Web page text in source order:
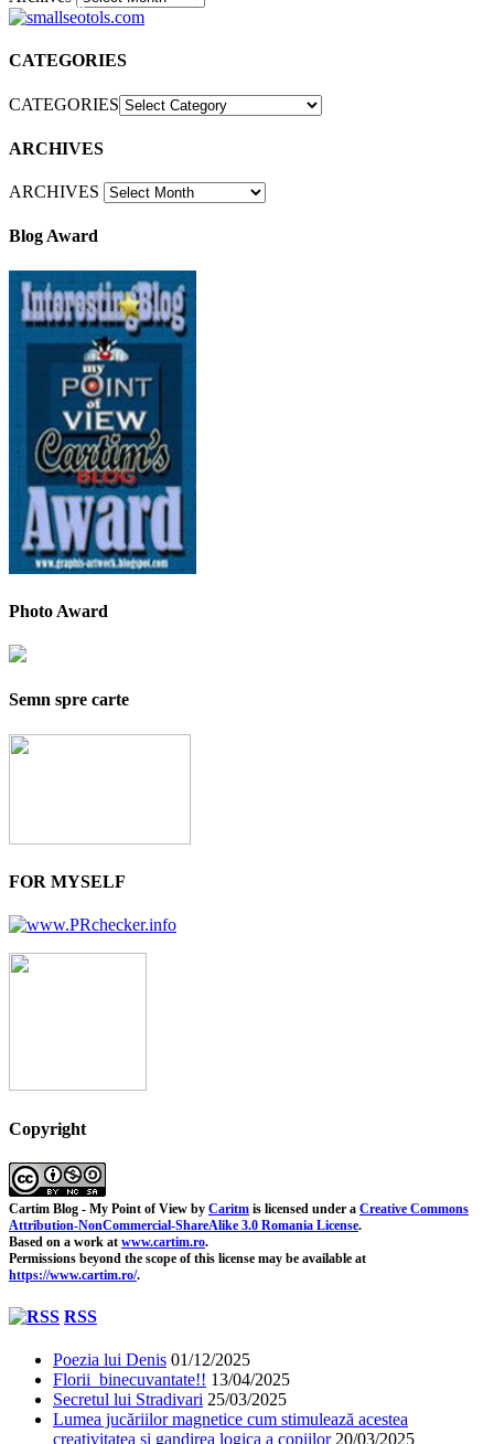
30
CATEGORIES
CATEGORIES
ARCHIVES
ARCHIVES
Blog Award
Photo Award
Semn spre carte
FOR MYSELF
Copyright
Cartim Blog - My Point of View by Caritm is licensed under a Creative Commons
Attribution-NonCommercial-ShareAlike 3.0 Romania License.
Based on a work at www.cartim.ro.
Permissions beyond the scope of this license may be available at
https://www.cartim.ro/.
RSS
Poezia lui Denis 01/12/2025
Florii binecuvantate!! 13/04/2025
Secretul lui Stradivari 25/03/2025
Lumea jucăriilor magnetice cum stimulează acestea
creativitatea și gandirea logica a copiilor 20/03/2025